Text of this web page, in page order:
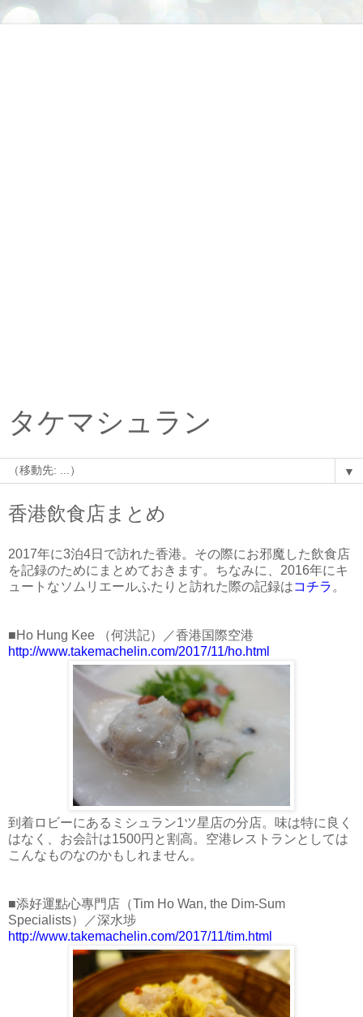
タケマシュラン
▼
香港飲食店まとめ
2017年に3泊4日で訪れた香港。その際にお邪魔した飲食店
を記録のためにまとめておきます。ちなみに、2016年にキ
ュートなソムリエールふたりと訪れた際の記録はコチラ 。
■Ho Hung Kee （何洪記）／香港国際空港
http://www.takemachelin.com/2017/11/ho.html
到着ロビーにあるミシュラン1ツ星店の分店。味は特に良く
はなく、お会計は1500円と割高。空港レストランとしては
こんなものなのかもしれません。
■添好運點心專門店（Tim Ho Wan, the Dim-Sum
Specialists）／深水埗
http://www.takemachelin.com/2017/11/tim.html